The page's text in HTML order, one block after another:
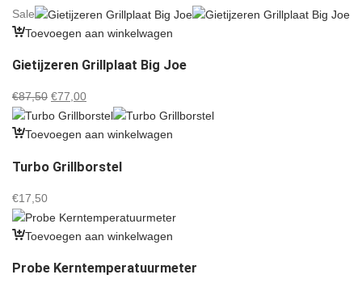
Sale
Toevoegen aan winkelwagen
Gietijzeren Grillplaat Big Joe
€87,50 Oorspronkelijke
prijs
was:
€77,00Huidige
prijs
is:
Toevoegen aan winkelwagen
Turbo Grillborstel
€17,50
Toevoegen aan winkelwagen
Probe Kerntemperatuurmeter